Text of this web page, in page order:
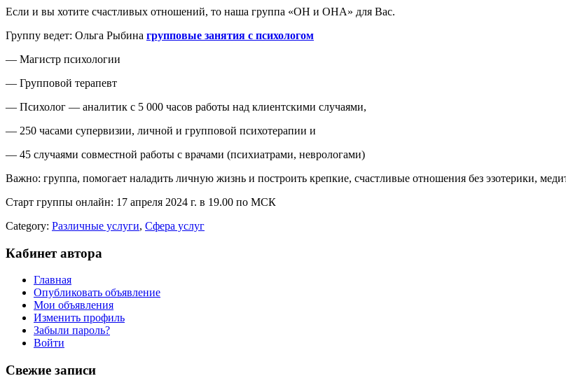
Если и вы хотите счастливых отношений, то наша группа «ОН и ОНА» для Вас.
Группу ведет: Ольга Рыбина групповые занятия с психологом
— Магистр психологии
— Групповой терапевт
— Психолог — аналитик с 5 000 часов работы над клиентскими случаями,
— 250 часами супервизии, личной и групповой психотерапии и
— 45 случаями совместной работы с врачами (психиатрами, неврологами)
Важно: группа, помогает наладить личную жизнь и построить крепкие, счастливые отношения без эзотерики,
Старт группы онлайн: 17 апреля 2024 г. в 19.00 по МСК
Category: Различные услуги, Сфера услуг
Кабинет автора
Главная
Опубликовать объявление
Мои объявления
Изменить профиль
Забыли пароль?
Войти
Свежие записи